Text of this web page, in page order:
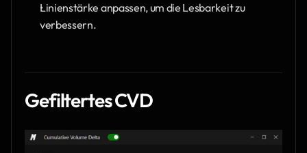
Linienstärke anpassen, um die Lesbarkeit zu
verbessern.
Gefiltertes CVD